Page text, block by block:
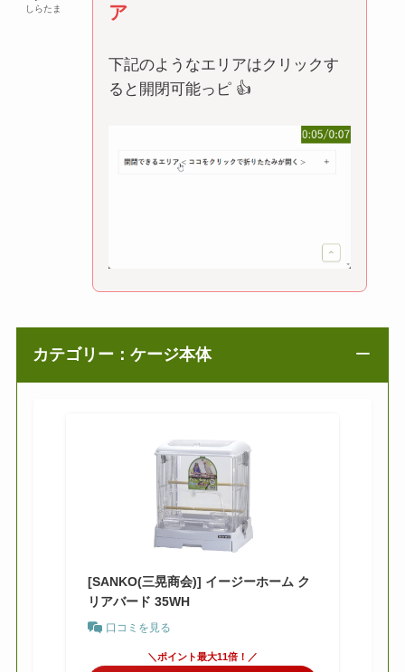
しらたま
ア
下記のようなエリアはクリックす
ると開閉可能っピ 👍
カテゴリー：ケージ本体
[SANKO(三晃商会)] イージーホーム ク
リアバード 35WH
口コミを見る
＼ポイント最大11倍！／